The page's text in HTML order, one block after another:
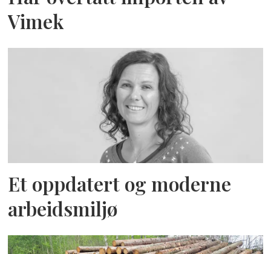
Vimek
Et oppdatert og moderne
arbeidsmiljø